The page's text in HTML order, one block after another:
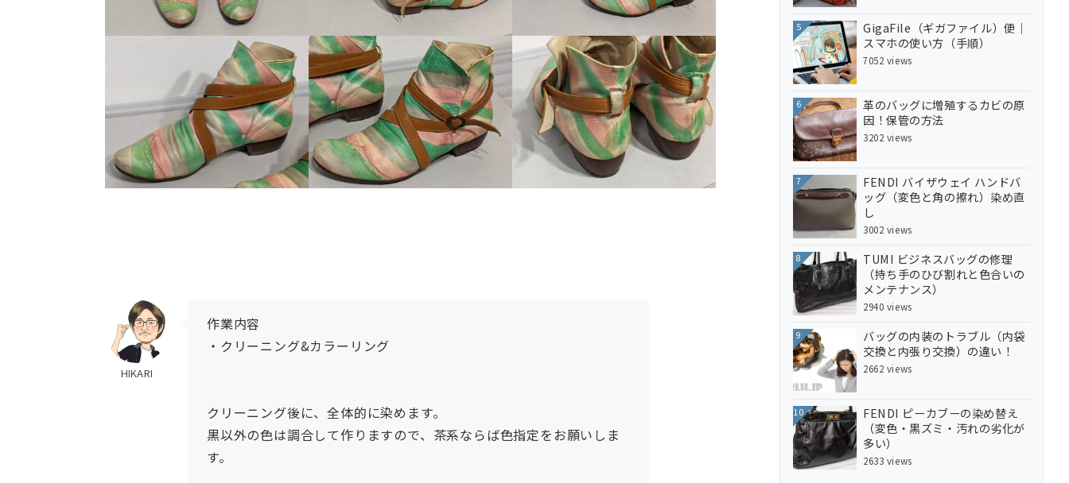
HIKARI
作業内容
・クリーニング&カラーリング
クリーニング後に、全体的に染めます。
黒以外の色は調合して作りますので、茶系ならば色指定をお願いしま
す。
5
GigaFile（ギガファイル）便｜
スマホの使い方（手順）
7052 views
6
革のバッグに増殖するカビの原
因！保管の方法
3202 views
7
FENDI バイザウェイ ハンドバ
ッグ（変色と角の擦れ）染め直
し
3002 views
8
TUMI ビジネスバッグの修理
（持ち手のひび割れと色合いの
メンテナンス）
2940 views
9
バッグの内装のトラブル（内袋
交換と内張り交換）の違い！
2662 views
10
FENDI ピーカブーの染め替え
（変色・黒ズミ・汚れの劣化が
多い）
2633 views